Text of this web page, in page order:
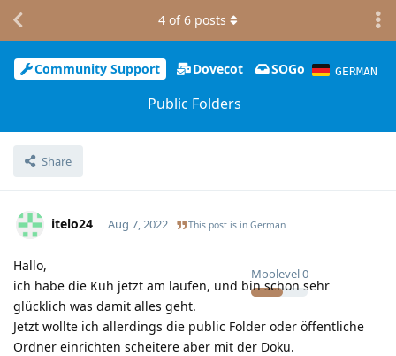
Community Support Dovecot SOGo GERMAN
Public Folders
Share
4 of6 posts
itelo24
Moolevel0
Aug 7, 2022 This post is in German
Hallo,
ich habe die Kuh jetzt am laufen, und bin schon sehr
glücklich was damit alles geht.
Jetzt wollte ich allerdings die public Folder oder öffentliche
Ordner einrichten scheitere aber mit der Doku.